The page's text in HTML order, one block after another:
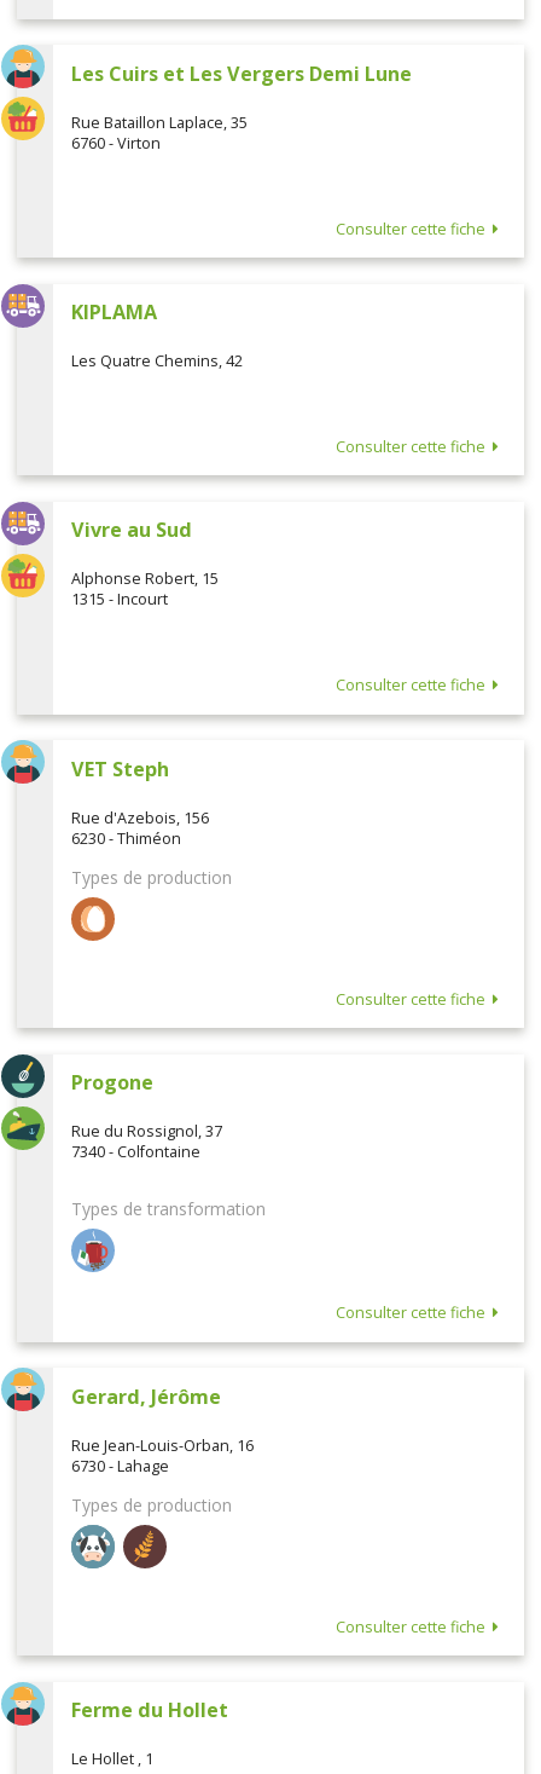
Les Cuirs et Les Vergers Demi Lune
Rue Bataillon Laplace, 35
6760 - Virton
Consulter cette fiche
KIPLAMA
Les Quatre Chemins, 42
Consulter cette fiche
Vivre au Sud
Alphonse Robert, 15
1315 - Incourt
Consulter cette fiche
VET Steph
Rue d'Azebois, 156
6230 - Thiméon
Types de production
Consulter cette fiche
Progone
Rue du Rossignol, 37
7340 - Colfontaine
Types de transformation
Consulter cette fiche
Gerard, Jérôme
Rue Jean-Louis-Orban, 16
6730 - Lahage
Types de production
Consulter cette fiche
Ferme du Hollet
Le Hollet , 1